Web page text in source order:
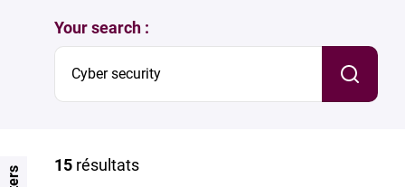
Your search :
15 résultats